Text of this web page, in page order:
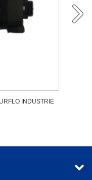
INDUSTRIE